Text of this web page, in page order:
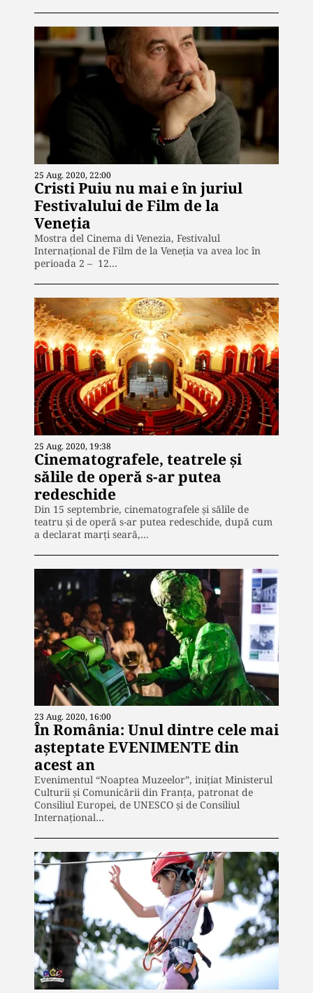
25 Aug. 2020, 22:00
Cristi Puiu nu mai e în juriul
Festivalului de Film de la
Veneţia
Mostra del Cinema di Venezia, Festivalul
Internațional de Film de la Veneția va avea loc în
perioada 2 – 12…
25 Aug. 2020, 19:38
Cinematografele, teatrele și
sălile de operă s-ar putea
redeschide
Din 15 septembrie, cinematografele și sălile de
teatru și de operă s-ar putea redeschide, după cum
a declarat marți seară,…
23 Aug. 2020, 16:00
În România: Unul dintre cele mai
așteptate EVENIMENTE din
acest an
Evenimentul “Noaptea Muzeelor”, inițiat Ministerul
Culturii şi Comunicării din Franţa, patronat de
Consiliul Europei, de UNESCO şi de Consiliul
Internaţional…